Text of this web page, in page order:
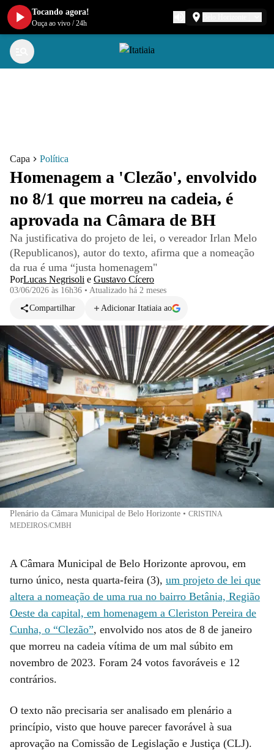
Capa Política
Homenagem a 'Clezão', envolvido
no 8/1 que morreu na cadeia, é
aprovada na Câmara de BH
Na justificativa do projeto de lei, o vereador Irlan Melo
(Republicanos), autor do texto, afirma que a nomeação
da rua é uma “justa homenagem"
PorLucas Negrisoli e Gustavo Cícero
03/06/2026 às 16h36 • Atualizado há 2 meses
Compartilhar
Adicionar Itatiaia ao
Plenário da Câmara Municipal de Belo Horizonte • CRISTINA
MEDEIROS/CMBH
A Câmara Municipal de Belo Horizonte aprovou, em
turno único, nesta quarta-feira (3), um projeto de lei que
altera a nomeação de uma rua no bairro Betânia, Região
Oeste da capital, em homenagem a Cleriston Pereira de
Cunha, o “Clezão”, envolvido nos atos de 8 de janeiro
que morreu na cadeia vítima de um mal súbito em
novembro de 2023. Foram 24 votos favoráveis e 12
contrários.
O texto não precisaria ser analisado em plenário a
princípio, visto que houve parecer favorável à sua
aprovação na Comissão de Legislação e Justiça (CLJ).
Tocando agora!
Ouça ao vivo /24h